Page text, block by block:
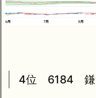
4位 6184 鎌